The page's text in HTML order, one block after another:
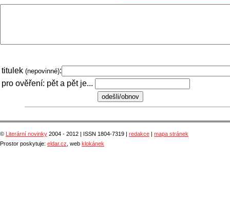
titulek (nepovinné):
pro ověření: pět a pět je...
© Literární novinky 2004 - 2012 | ISSN 1804-7319 | redakce | mapa stránek
Prostor poskytuje: eldar.cz , web klokánek